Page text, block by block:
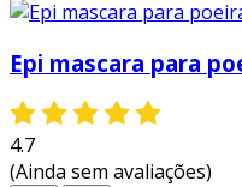
Epi mascara para
4.7
(Ainda sem avaliações)